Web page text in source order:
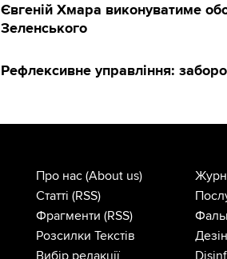
Євгеній Хмара виконуватиме
Зеленського
Рефлексивне управління:
Про нас (About us)
Статті (RSS)
Фрагменти (RSS)
Розсилки Текстів